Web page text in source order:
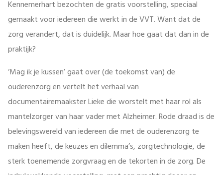
Kennemerhart bezochten de gratis voorstelling, speciaal
gemaakt voor iedereen die werkt in de VVT. Want dat de
zorg verandert, dat is duidelijk. Maar hoe gaat dat dan in de
praktijk?
‘Mag ik je kussen’ gaat over (de toekomst van) de
ouderenzorg en vertelt het verhaal van
documentairemaakster Lieke die worstelt met haar rol als
mantelzorger van haar vader met Alzheimer. Rode draad is de
belevingswereld van iedereen die met de ouderenzorg te
maken heeft, de keuzes en dilemma’s, zorgtechnologie, de
sterk toenemende zorgvraag en de tekorten in de zorg. De